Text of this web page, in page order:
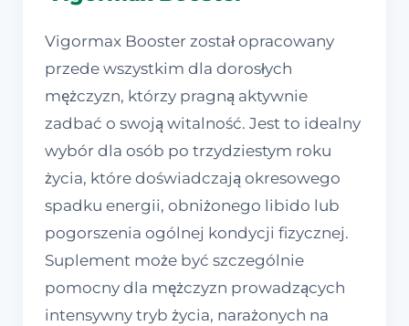
Vigormax Booster został opracowany
przede wszystkim dla dorosłych
mężczyzn, którzy pragną aktywnie
zadbać o swoją witalność. Jest to idealny
wybór dla osób po trzydziestym roku
życia, które doświadczają okresowego
spadku energii, obniżonego libido lub
pogorszenia ogólnej kondycji fizycznej.
Suplement może być szczególnie
pomocny dla mężczyzn prowadzących
intensywny tryb życia, narażonych na